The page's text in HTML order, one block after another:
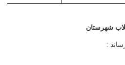
شهرستان
: